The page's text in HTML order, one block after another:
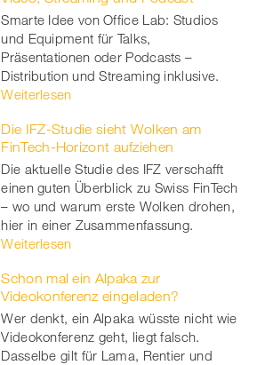
Smarte Idee von Office Lab: Studios
und Equipment für Talks,
Präsentationen oder Podcasts –
Distribution und Streaming inklusive.
Weiterlesen
Die IFZ-Studie sieht Wolken am
FinTech-Horizont aufziehen
Die aktuelle Studie des IFZ verschafft
einen guten Überblick zu Swiss FinTech
– wo und warum erste Wolken drohen,
hier in einer Zusammenfassung.
Weiterlesen
Schon mal ein Alpaka zur
Videokonferenz eingeladen?
Wer denkt, ein Alpaka wüsste nicht wie
Videokonferenz geht, liegt falsch.
Dasselbe gilt für Lama, Rentier und